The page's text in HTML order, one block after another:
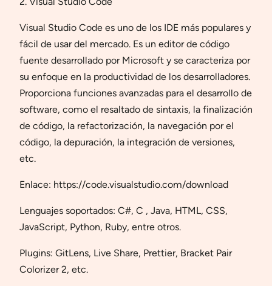
Visual Studio Code es uno de los IDE más populares y
fácil de usar del mercado. Es un editor de código
fuente desarrollado por Microsoft y se caracteriza por
su enfoque en la productividad de los desarrolladores.
Proporciona funciones avanzadas para el desarrollo de
software, como el resaltado de sintaxis, la finalización
de código, la refactorización, la navegación por el
código, la depuración, la integración de versiones,
etc.
Enlace: https://code.visualstudio.com/download
Lenguajes soportados: C#, C , Java, HTML, CSS,
JavaScript, Python, Ruby, entre otros.
Plugins: GitLens, Live Share, Prettier, Bracket Pair
Colorizer 2, etc.